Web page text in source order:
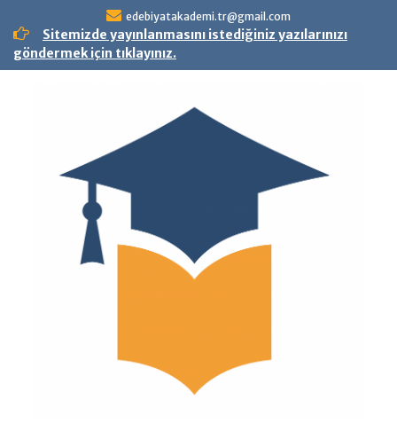
content
edebiyatakademi.tr@gmail.com
Sitemizde yayınlanmasını istediğiniz yazılarınızı
göndermek için tıklayınız.